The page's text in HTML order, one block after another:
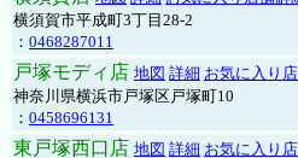
横須賀市平成町3丁目28-2
： 0468287011
戸塚モディ店 地図 詳細 お気に入り
神奈川県横浜市戸塚区戸塚町10
： 0458696131
東戸塚西口店 地図 詳細 お気に入り